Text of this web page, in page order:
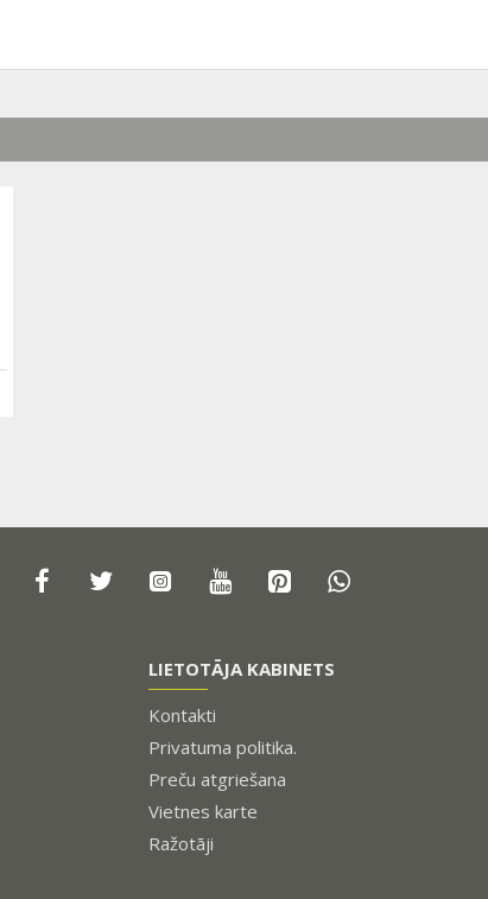
LIETOTĀJA KABINETS
Kontakti
Privatuma politika.
Preču atgriešana
Vietnes karte
Ražotāji